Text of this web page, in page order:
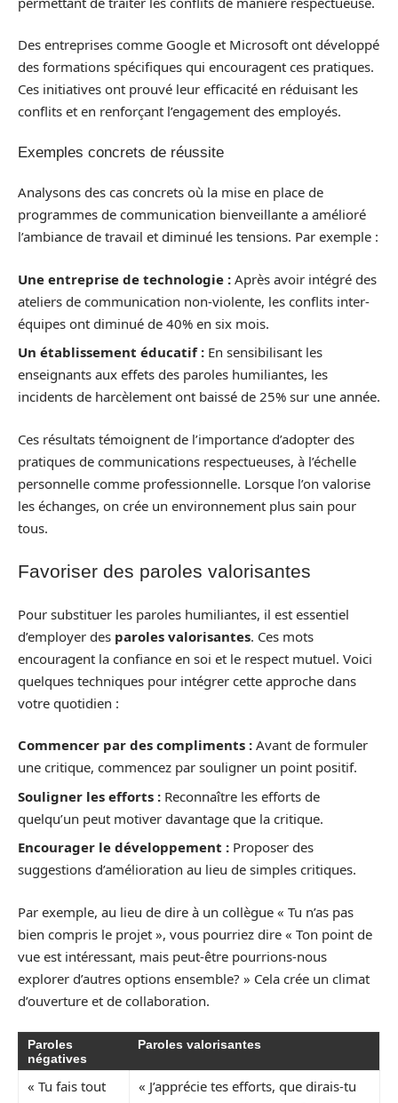
Des entreprises comme Google et Microsoft ont développé
des formations spécifiques qui encouragent ces pratiques.
Ces initiatives ont prouvé leur efficacité en réduisant les
conflits et en renforçant l’engagement des employés.
Exemples concrets de réussite
Analysons des cas concrets où la mise en place de
programmes de communication bienveillante a amélioré
l’ambiance de travail et diminué les tensions. Par exemple :
Une entreprise de technologie : Après avoir intégré des
ateliers de communication non-violente, les conflits inter-
équipes ont diminué de 40% en six mois.
Un établissement éducatif : En sensibilisant les
enseignants aux effets des paroles humiliantes, les
incidents de harcèlement ont baissé de 25% sur une année.
Ces résultats témoignent de l’importance d’adopter des
pratiques de communications respectueuses, à l’échelle
personnelle comme professionnelle. Lorsque l’on valorise
les échanges, on crée un environnement plus sain pour
tous.
Favoriser des paroles valorisantes
Pour substituer les paroles humiliantes, il est essentiel
d’employer des paroles valorisantes. Ces mots
encouragent la confiance en soi et le respect mutuel. Voici
quelques techniques pour intégrer cette approche dans
votre quotidien :
Commencer par des compliments : Avant de formuler
une critique, commencez par souligner un point positif.
Souligner les efforts : Reconnaître les efforts de
quelqu’un peut motiver davantage que la critique.
Encourager le développement : Proposer des
suggestions d’amélioration au lieu de simples critiques.
Par exemple, au lieu de dire à un collègue « Tu n’as pas
bien compris le projet », vous pourriez dire « Ton point de
vue est intéressant, mais peut-être pourrions-nous
explorer d’autres options ensemble? » Cela crée un climat
d’ouverture et de collaboration.
Paroles
négatives
Paroles valorisantes
« Tu fais tout
« J’apprécie tes efforts, que dirais-tu